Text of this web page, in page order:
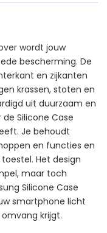
wordt jouw
bescherming. De
en zijkanten
krassen, stoten en
uit duurzaam en
Silicone Case
Je behoudt
en functies en
Het design
maar toch
Silicone Case
smartphone licht
krijgt.